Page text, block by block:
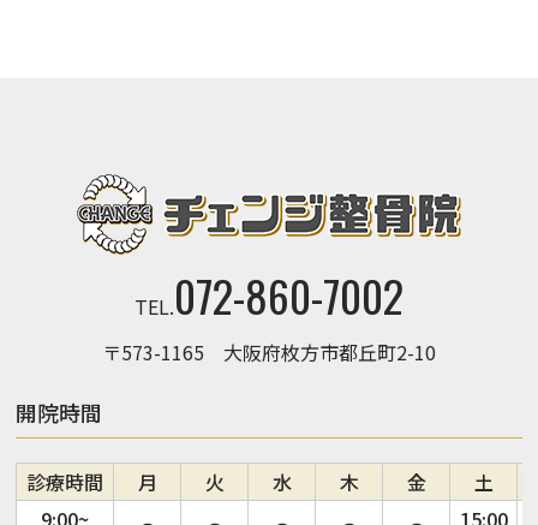
TEL.072-860-7002
〒573-1165 大阪府枚方市都丘町2-10
開院時間
診療時間 月 火 水 木 金
土